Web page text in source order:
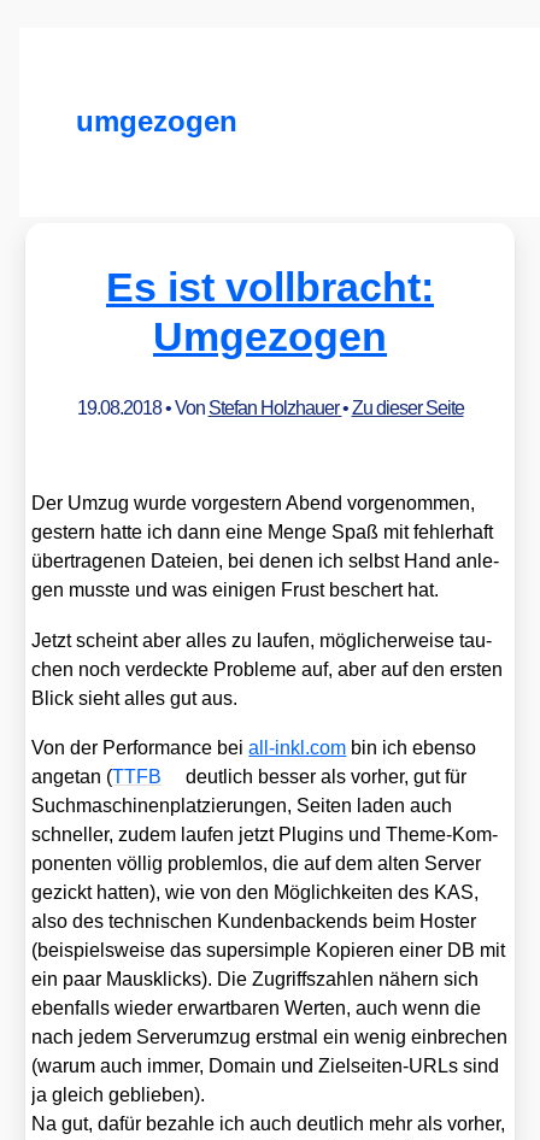
umgezogen
Es ist vollbracht:
Umgezogen
19.08.2018• Von Stefan Holzhauer•Zu dieser Seite
Der Umzug wur­de vor­ges­tern Abend vor­ge­nom­men,
ges­tern hat­te ich dann eine Men­ge Spaß mit feh­ler­haft
über­tra­ge­nen Datei­en, bei denen ich selbst Hand anle­
gen muss­te und was eini­gen Frust beschert hat.
Jetzt scheint aber alles zu lau­fen, mög­li­cher­wei­se tau­
chen noch ver­deck­te Pro­ble­me auf, aber auf den ers­ten
Blick sieht alles gut aus.
Von der Per­for­mance beiall​-inkl​.com bin ich eben­so
ange­tan (TTFB
deut­lich bes­ser als vor­her, gut für
Such­ma­schi­nen­plat­zie­run­gen, Sei­ten laden auch
schnel­ler, zudem lau­fen jetzt Plug­ins und The­me-Kom­
po­nen­ten völ­lig pro­blem­los, die auf dem alten Ser­ver
gezickt hat­ten), wie von den Mög­lich­kei­ten des KAS,
also des tech­ni­schen Kun­den­ba­ckends beim Hos­ter
(bei­spiels­wei­se das super­simp­le Kopie­ren einer DB mit
ein paar Maus­klicks). Die Zugriffs­zah­len nähern sich
eben­falls wie­der erwart­ba­ren Wer­ten, auch wenn die
nach jedem Ser­ver­um­zug erst­mal ein wenig ein­bre­chen
(war­um auch immer, Domain und Ziel­sei­ten-URLs sind
ja gleich geblie­ben).
Na gut, dafür bezah­le ich auch deut­lich mehr als vor­her,